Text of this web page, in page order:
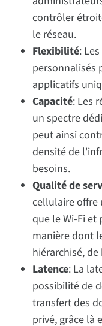
contrôler
le réseau.
Flexibilité:
personnalisés
applicatifs
Capacité: Les
un spectre
peut ainsi
densité de
besoins.
Qualité de
cellulaire offre
que le Wi-Fi
manière dont
hiérarchisé,
Latence: La
possibilité de
transfert des
privé, grâce là